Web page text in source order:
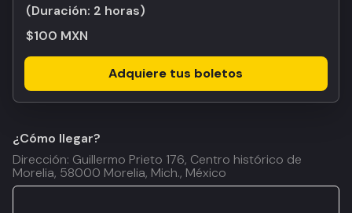
(Duración: 2 horas)
$100 MXN
Adquiere tus boletos
¿Cómo llegar?
Dirección: Guillermo Prieto 176, Centro histórico de
Morelia, 58000 Morelia, Mich., México